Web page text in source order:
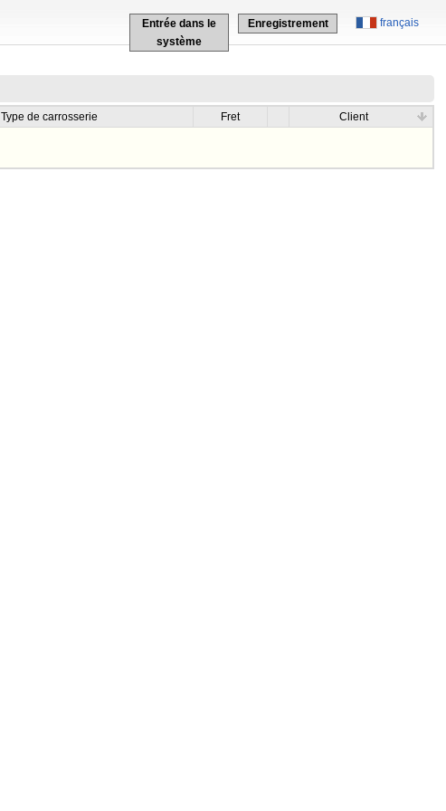
français
Entrée dans le
système
Enregistrement
Type de carrosserie Fret
Client